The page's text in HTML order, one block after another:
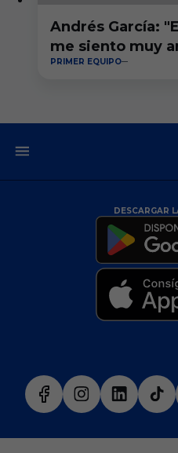
Andrés García:
me siento muy
PRIMER EQUIPO
DESCARGAR